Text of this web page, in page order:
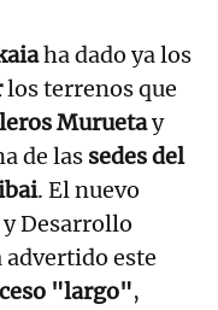
ha dado ya los
los terrenos que
Muruetay
de las sedes del
. El nuevo
Desarrollo
advertido este
"largo",